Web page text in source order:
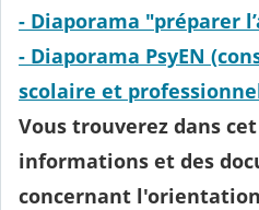
- Diaporama "préparer
- Diaporama PsyEN
scolaire et
Vous trouverez dans
informations et des
concernant